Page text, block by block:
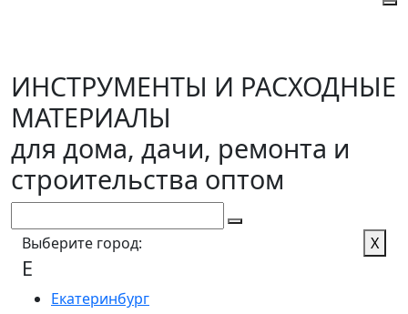
ИНСТРУМЕНТЫ И РАСХОДНЫЕ
МАТЕРИАЛЫ
для дома, дачи, ремонта и
строительства оптом
Выберите город: X
Е
Екатеринбург